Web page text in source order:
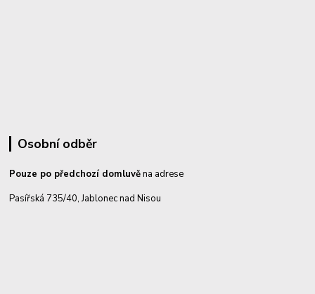
Osobní odběr
Pouze po předchozí domluvěna adrese
Pasířská 735/40, Jablonec nad Nisou